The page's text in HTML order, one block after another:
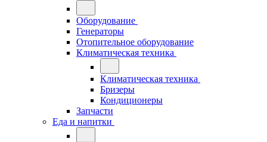
Оборудование
Генераторы
Отопительное оборудование
Климатическая техника
Климатическая техника
Бризеры
Кондиционеры
Запчасти
Еда и напитки